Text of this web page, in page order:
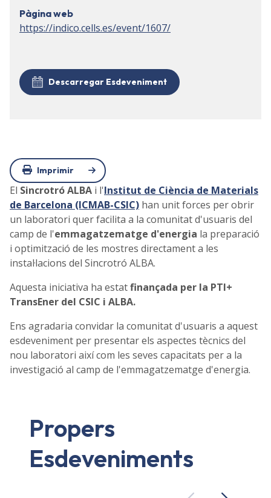
Pàgina web
https://indico.cells.es/event/1607/
Descarregar Esdeveniment
Imprimir
El Sincrotró ALBA i l'Institut de Ciència de Materials
de Barcelona (ICMAB-CSIC) han unit forces per obrir
un laboratori quer facilita a la comunitat d'usuaris del
camp de l'emmagatzematge d'energia la preparació
i optimització de les mostres directament a les
instal·lacions del Sincrotró ALBA.
Aquesta iniciativa ha estatfinançada per la PTI+
TransEner del CSIC i ALBA.
Ens agradaria convidar la comunitat d'usuaris a aquest
esdeveniment per presentar els aspectes tècnics del
nou laboratori així com les seves capacitats per a la
investigació al camp de l'emmagatzematge d'energia.
Propers
Esdeveniments